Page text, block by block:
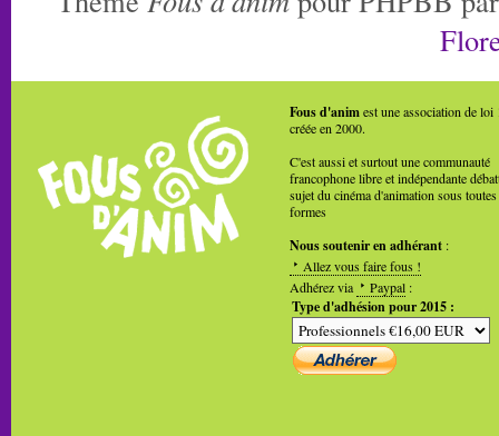
Fous d'animest une association de loi
créée en 2000.
C'est aussi et surtout une communauté
francophone libre et indépendante
sujet du cinéma d'animation sous toutes
formes
Nous soutenir en adhérant :
Allez vous faire fous !
Adhérez via
Paypal :
Type d'adhésion pour 2015 :